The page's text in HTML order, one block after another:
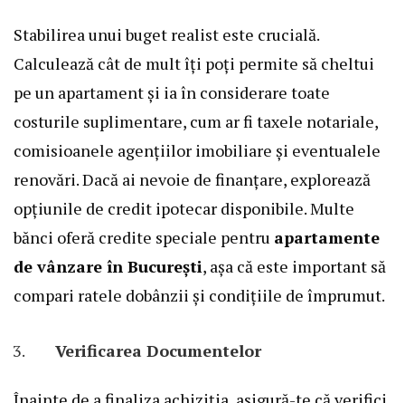
Stabilirea unui buget realist este crucială.
Calculează cât de mult îți poți permite să cheltui
pe un apartament și ia în considerare toate
costurile suplimentare, cum ar fi taxele notariale,
comisioanele agențiilor imobiliare și eventualele
renovări. Dacă ai nevoie de finanțare, explorează
opțiunile de credit ipotecar disponibile. Multe
bănci oferă credite speciale pentru apartamente
de vânzare în București, așa că este important să
compari ratele dobânzii și condițiile de împrumut.
Verificarea Documentelor